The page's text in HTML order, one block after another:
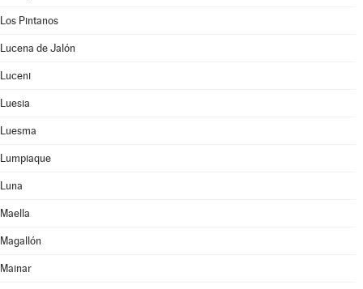
Los Pintanos
Lucena de Jalón
Luceni
Luesia
Luesma
Lumpiaque
Luna
Maella
Magallón
Mainar